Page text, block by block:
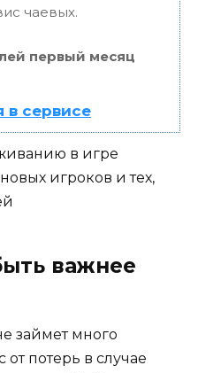
чаевых.
первый месяц
в сервисе
важнее
займет много
потерь в случае